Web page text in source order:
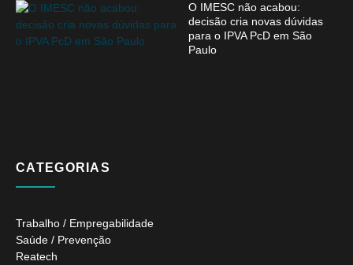
O IMESC não acabou:
decisão cria novas dúvidas
para o IPVA PcD em São
Paulo
CATEGORIAS
Trabalho / Empregabilidade
Saúde / Prevenção
Reatech